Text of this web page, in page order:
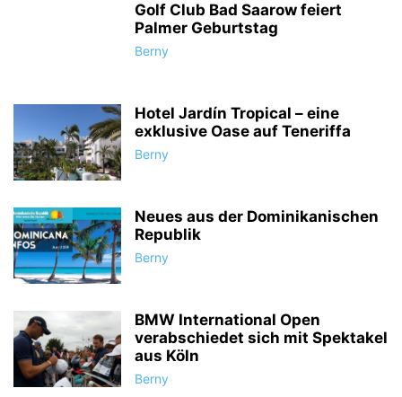
Golf Club Bad Saarow feiert
Palmer Geburtstag
Berny
Hotel Jardín Tropical – eine
exklusive Oase auf Teneriffa
Berny
Neues aus der Dominikanischen
Republik
Berny
BMW International Open
verabschiedet sich mit Spektakel
aus Köln
Berny